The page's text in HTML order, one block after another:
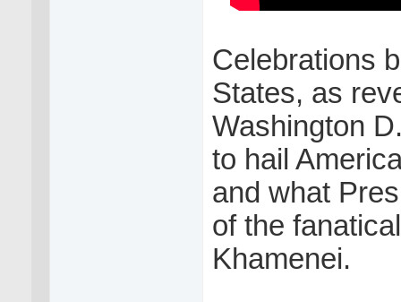
Celebrations
States, as
Washington
to hail
and what
of the
Khamenei.